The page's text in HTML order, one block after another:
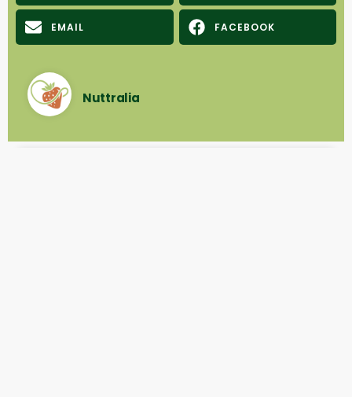
EMAIL FACEBOOK
Nuttralia